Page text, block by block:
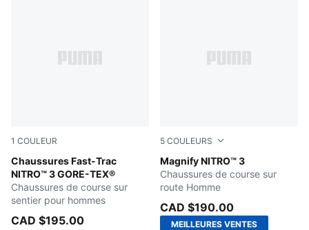
1 COULEUR
Chaussures Fast-Trac
NITRO™ 3 GORE-TEX®
Dusky Gray-Gray Echo
Chaussures de course sur
sentier pour hommes
CAD $195.00
5 COULEURS
Magnify NITRO™ 3
PUMA Black-Speed Blue
Chaussures de course sur
route Homme
CAD $190.00
MEILLEURES VENTES